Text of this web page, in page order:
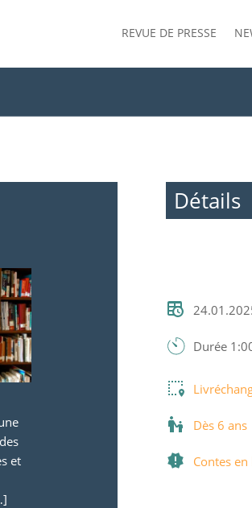
REVUE DE PRESSE
et
Détails
Durée
Dès 6 ans
Contes